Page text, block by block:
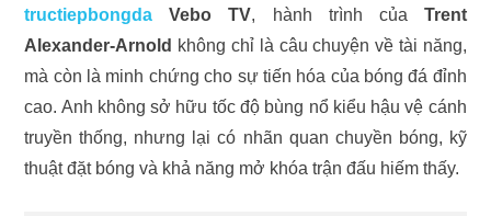
tructiepbongda
Vebo TV, hành trình của Trent
Alexander-Arnold không chỉ là câu chuyện về tài năng,
mà còn là minh chứng cho sự tiến hóa của bóng đá đỉnh
cao. Anh không sở hữu tốc độ bùng nổ kiểu hậu vệ cánh
truyền thống, nhưng lại có nhãn quan chuyền bóng, kỹ
thuật đặt bóng và khả năng mở khóa trận đấu hiếm thấy.